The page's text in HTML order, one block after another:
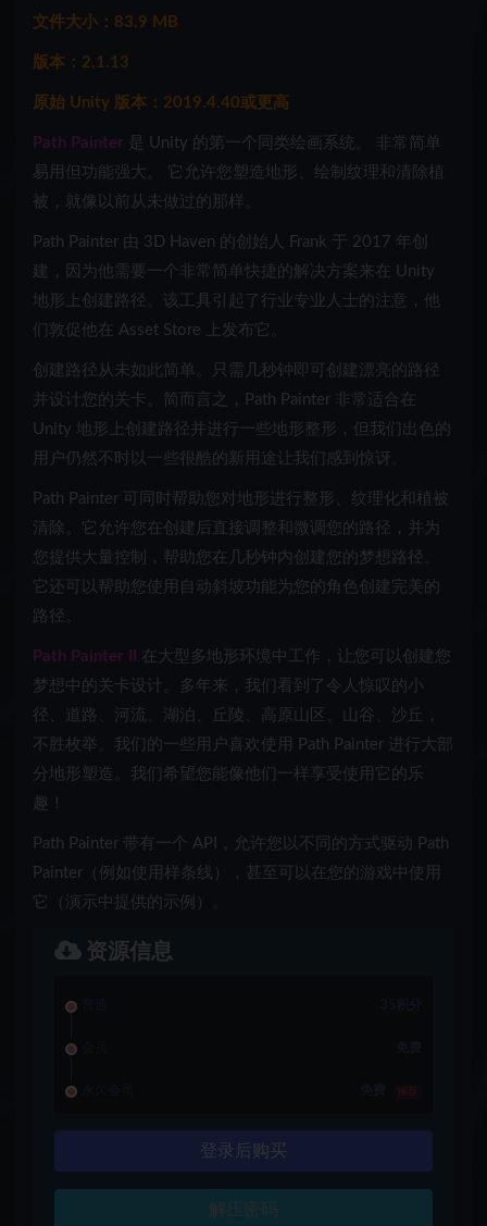
文件大小：83.9 MB
版本：2.1.13
原始 Unity 版本：2019.4.40或更高
Path Painter 是 Unity 的第一个同类绘画系统。 非常简单
易用但功能强大。 它允许您塑造地形、绘制纹理和清除植
被，就像以前从未做过的那样。
Path Painter 由 3D Haven 的创始人 Frank 于 2017 年创
建，因为他需要一个非常简单快捷的解决方案来在 Unity
地形上创建路径。该工具引起了行业专业人士的注意，他
们敦促他在 Asset Store 上发布它。
创建路径从未如此简单。只需几秒钟即可创建漂亮的路径
并设计您的关卡。简而言之，Path Painter 非常适合在
Unity 地形上创建路径并进行一些地形整形，但我们出色的
用户仍然不时以一些很酷的新用途让我们感到惊讶。
Path Painter 可同时帮助您对地形进行整形、纹理化和植被
清除。它允许您在创建后直接调整和微调您的路径，并为
您提供大量控制，帮助您在几秒钟内创建您的梦想路径。
它还可以帮助您使用自动斜坡功能为您的角色创建完美的
路径。
Path Painter II
在大型多地形环境中工作，让您可以创建您
梦想中的关卡设计。多年来，我们看到了令人惊叹的小
径、道路、河流、湖泊、丘陵、高原山区、山谷、沙丘，
不胜枚举。我们的一些用户喜欢使用 Path Painter 进行大部
分地形塑造。我们希望您能像他们一样享受使用它的乐
趣！
Path Painter 带有一个 API，允许您以不同的方式驱动 Path
Painter（例如使用样条线），甚至可以在您的游戏中使用
它（演示中提供的示例）。
资源信息
推荐
登录后购买
解压密码